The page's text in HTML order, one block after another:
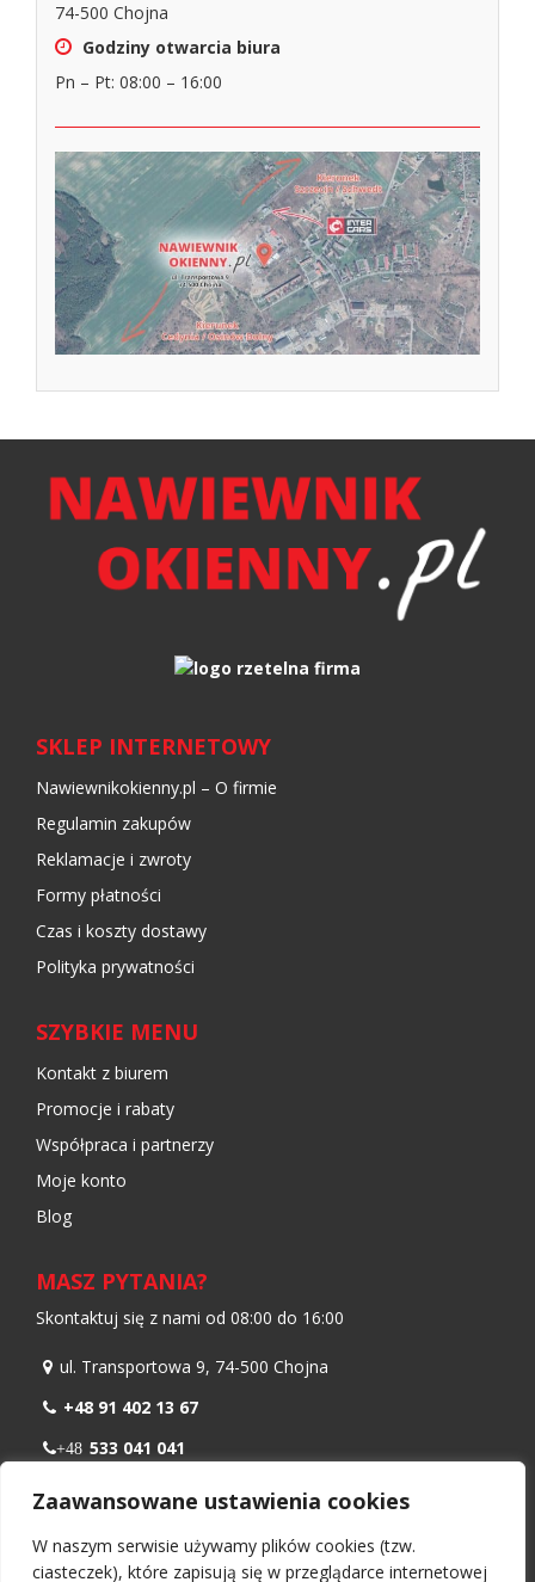
Zaawansowane ustawienia cookies
W naszym serwisie używamy plików cookies (tzw.
ciasteczek), które zapisują się w przeglądarce internetowej
74-500 Chojna
Godziny otwarcia biura
Pn – Pt: 08:00 – 16:00
SKLEP INTERNETOWY
Nawiewnikokienny.pl – O firmie
Regulamin zakupów
Reklamacje i zwroty
Formy płatności
Czas i koszty dostawy
Polityka prywatności
SZYBKIE MENU
Kontakt z biurem
Promocje i rabaty
Współpraca i partnerzy
Moje konto
Blog
MASZ PYTANIA?
Skontaktuj się z nami od 08:00 do 16:00
ul. Transportowa 9, 74-500 Chojna
+48 91 402 13 67
+48 533 041 041
Pn – Pt: 08:00 – 16:00